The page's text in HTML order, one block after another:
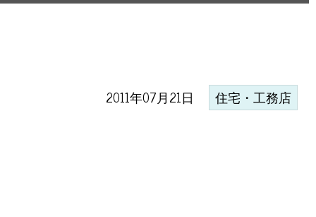
2011年07月21日 住宅・工務店